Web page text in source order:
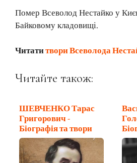
Помер Всеволод Нестайко у
Байковому кладовищі.
Читатитвори Всеволода
Читайте також:
ШЕВЧЕНКО Тарас
Григорович -
Біографія та твори